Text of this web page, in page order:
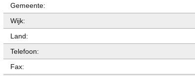
Gemeente:
Wijk:
Land:
Telefoon:
Fax: